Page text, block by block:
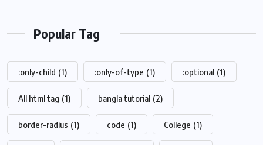
Popular Tag
:only-child (1) :only-of-type (1) :optional (1)
All html tag (1) bangla tutorial (2)
border-radius (1) code (1) College (1)